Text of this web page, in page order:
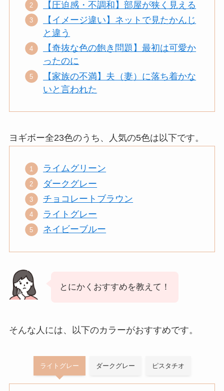
【圧迫感・不調和】部屋が狭く見える
【イメージ違い】ネットで見たかんじ
と違う
【奇抜な色の飽き問題】最初は可愛か
ったのに
【家族の不満】夫（妻）に落ち着かな
いと言われた
ヨギボー全23色のうち、人気の5色は以下です。
ライムグリーン
ダークグレー
チョコレートブラウン
ライトグレー
ネイビーブルー
とにかくおすすめを教えて！
そんな人には、以下のカラーがおすすめです。
ライトグレー ダークグレー ピスタチオ